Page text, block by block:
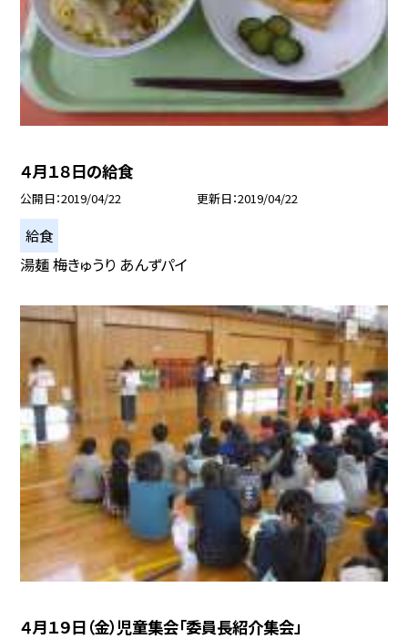
４月１８日の給食
公開日 2019/04/22 更新日 2019/04/22
給食
湯麺 梅きゅうり あんずパイ
４月１９日（金）児童集会「委員長紹介集会」